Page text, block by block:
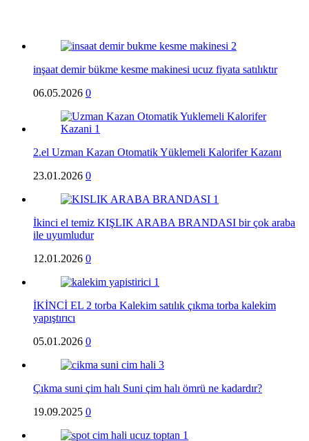
inşaat demir bükme kesme makinesi ucuz fiyata satılıktır
06.05.2026 0
2.el Uzman Kazan Otomatik Yüklemeli Kalorifer Kazanı
23.01.2026 0
İkinci el temiz KIŞLIK ARABA BRANDASI bir çok araba
ile uyumludur
12.01.2026 0
İKİNCİ EL 2 torba Kalekim satılık çıkma torba kalekim
yapıştırıcı
05.01.2026 0
Çıkma suni çim halı Suni çim halı ömrü ne kadardır?
19.09.2025 0